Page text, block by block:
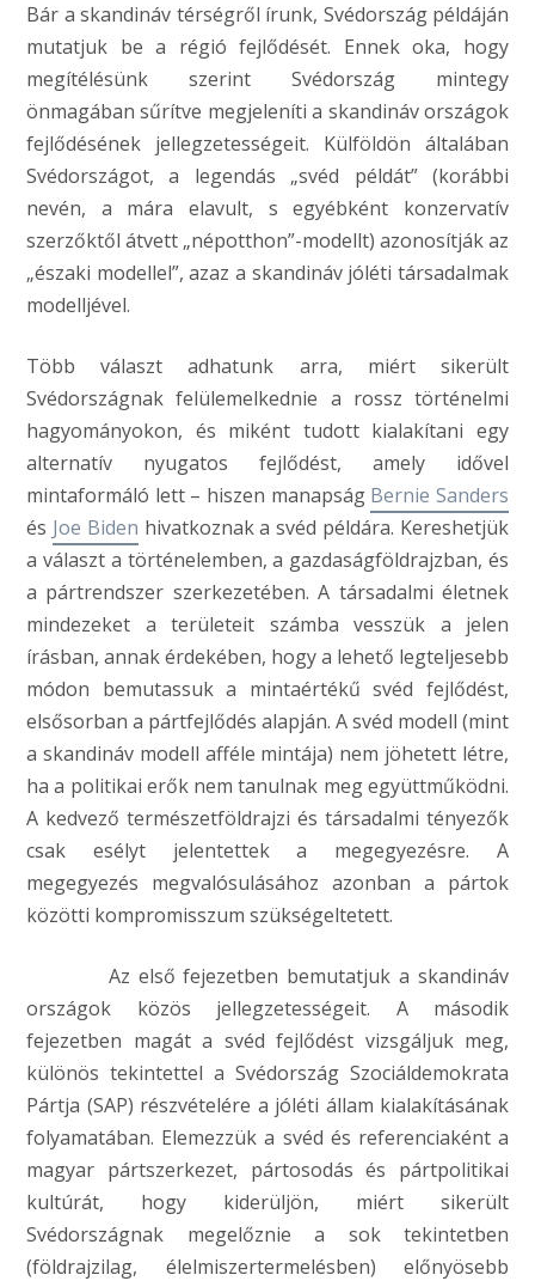
Bár a skandináv térségről írunk, Svédország példáján
mutatjuk be a régió fejlődését. Ennek oka, hogy
megítélésünk szerint Svédország mintegy
önmagában sűrítve megjeleníti a skandináv országok
fejlődésének jellegzetességeit. Külföldön általában
Svédországot, a legendás „svéd példát” (korábbi
nevén, a mára elavult, s egyébként konzervatív
szerzőktől átvett „népotthon”-modellt) azonosítják az
„északi modellel”, azaz a skandináv jóléti társadalmak
modelljével.
Több választ adhatunk arra, miért sikerült
Svédországnak felülemelkednie a rossz történelmi
hagyományokon, és miként tudott kialakítani egy
alternatív nyugatos fejlődést, amely idővel
mintaformáló lett – hiszen manapság Bernie Sanders
és Joe Biden hivatkoznak a svéd példára. Kereshetjük
a választ a történelemben, a gazdaságföldrajzban, és
a pártrendszer szerkezetében. A társadalmi életnek
mindezeket a területeit számba vesszük a jelen
írásban, annak érdekében, hogy a lehető legteljesebb
módon bemutassuk a mintaértékű svéd fejlődést,
elsősorban a pártfejlődés alapján. A svéd modell (mint
a skandináv modell afféle mintája) nem jöhetett létre,
ha a politikai erők nem tanulnak meg együttműködni.
A kedvező természetföldrajzi és társadalmi tényezők
csak esélyt jelentettek a megegyezésre. A
megegyezés megvalósulásához azonban a pártok
közötti kompromisszum szükségeltetett.
Az első fejezetben bemutatjuk a skandináv
országok közös jellegzetességeit. A második
fejezetben magát a svéd fejlődést vizsgáljuk meg,
különös tekintettel a Svédország Szociáldemokrata
Pártja (SAP) részvételére a jóléti állam kialakításának
folyamatában. Elemezzük a svéd és referenciaként a
magyar pártszerkezet, pártosodás és pártpolitikai
kultúrát, hogy kiderüljön, miért sikerült
Svédországnak megelőznie a sok tekintetben
(földrajzilag, élelmiszertermelésben) előnyösebb